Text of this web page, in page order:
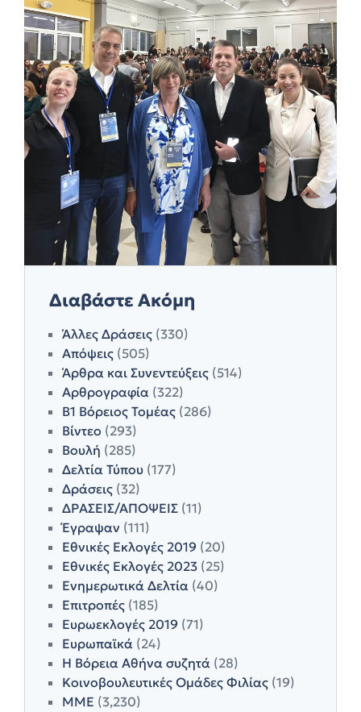
Διαβάστε Ακόμη
Άλλες Δράσεις (330)
Απόψεις (505)
Άρθρα και Συνεντεύξεις (514)
Αρθρογραφία (322)
Β1 Βόρειος Τομέας (286)
Βίντεο (293)
Βουλή (285)
Δελτία Τύπου (177)
Δράσεις (32)
ΔΡΑΣΕΙΣ/ΑΠΟΨΕΙΣ (11)
Έγραψαν (111)
Εθνικές Εκλογές 2019 (20)
Εθνικές Εκλογές 2023 (25)
Ενημερωτικά Δελτία (40)
Επιτροπές (185)
Ευρωεκλογές 2019 (71)
Ευρωπαϊκά (24)
Η Βόρεια Αθήνα συζητά (28)
Κοινοβουλευτικές Ομάδες Φιλίας (19)
ΜΜΕ (3,230)